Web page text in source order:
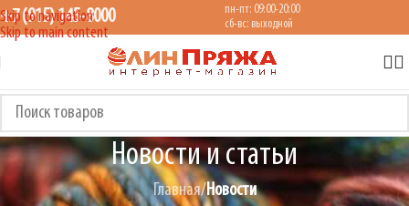
Skip to navigation
Skip to main content
+7 (915) 145-8000
пн-пт: 09:00-20:00
сб-вс: выходной
Новости и статьи
Главная/Новости